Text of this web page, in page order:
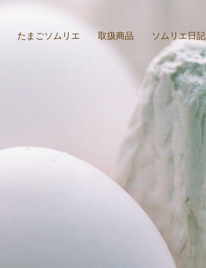
たまごソムリエ 取扱商品 ソムリエ日記